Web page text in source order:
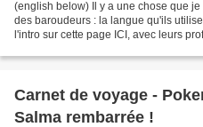
(english below) Il y a une chose que
des baroudeurs : la langue qu'ils
l'intro sur cette page ICI, avec leurs
Carnet de voyage -
Salma rembarrée !